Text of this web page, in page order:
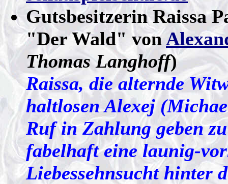
Gutsbesitzerin Raissa
"Der Wald" von
Thomas Langhoff)
Raissa, die alternde
haltlosen Alexej
Ruf in Zahlung geben
fabelhaft eine launig-
Liebessehnsucht hinter